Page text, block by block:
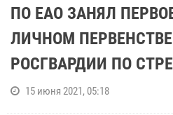
ПО ЕАО ЗАНЯЛ
ЛИЧНОМ
РОСГВАРДИИ ПО
15 июня 2021, 05:18